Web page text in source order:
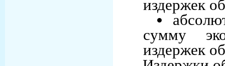
издержек
сумму
издержек